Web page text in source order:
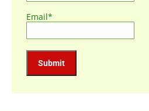
Email*